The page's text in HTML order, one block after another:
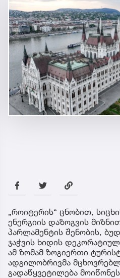
„როიტერის“ ცნობით,
ენერგიის დაზოგვის
პარლამენტის შენობის,
ჯაჭვის ხიდის
ამ ზომამ ზოგიერთი
ადგილობრივმა
გადაწყვეტილება